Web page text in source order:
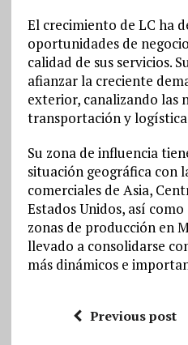
El crecimiento de LC ha
oportunidades de
calidad de sus servicios.
afianzar la creciente
exterior, canalizando las
transportación y
Su zona de influencia
situación geográfica con
comerciales de Asia,
Estados Unidos, así
zonas de producción en
llevado a consolidarse
más dinámicos e
Previous post